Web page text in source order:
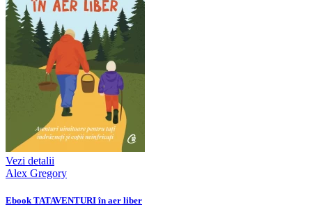
Vezi detalii
Alex Gregory
Ebook TATAVENTURI în aer liber